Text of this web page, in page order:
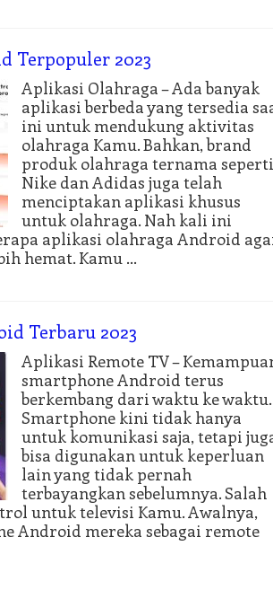
Terpopuler 2023
Aplikasi Olahraga – Ada banyak
aplikasi berbeda yang tersedia
ini untuk mendukung aktivitas
olahraga Kamu. Bahkan, brand
produk olahraga ternama seperti
Nike dan Adidas juga telah
menciptakan aplikasi khusus
untuk olahraga. Nah kali ini
aplikasi olahraga Android
hemat. Kamu …
Terbaru 2023
Aplikasi Remote TV –
smartphone Android terus
berkembang dari waktu ke waktu.
Smartphone kini tidak hanya
untuk komunikasi saja, tetapi
bisa digunakan untuk keperluan
lain yang tidak pernah
terbayangkan sebelumnya. Salah
untuk televisi Kamu. Awalnya,
Android mereka sebagai remote